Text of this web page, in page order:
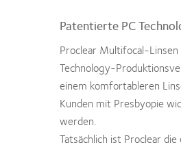
Patentierte PC
Proclear Multifocal-
Technology-
einem komfortableren
Kunden mit Presbyopie
werden.
Tatsächlich ist Proclear